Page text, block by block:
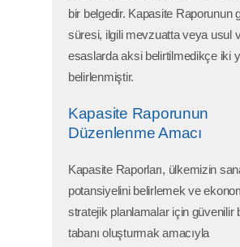
bir belgedir. Kapasite Raporunun
süresi, ilgili mevzuatta veya usul
esaslarda aksi belirtilmedikçe iki
belirlenmiştir.
Kapasite Raporunun
Düzenlenme Amacı
Kapasite Raporları, ülkemizin
potansiyelini belirlemek ve
stratejik planlamalar için güvenilir
tabanı oluşturmak amacıyla